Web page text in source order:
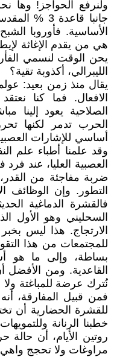
ولنرفع الحواجز! وها
جانبا
الأساسية. فأوروبا
هي من يقدم الإغاثة
يحن الوقت لنسمي الفأر
الليبرالي، أكذوبة تقية؟
يقال منذ زمن بعيد:
الافعال. فما كنا
الصلاحية يعود
الحرب تدمر لكنها
أساسي للإشارات
وقد علمنا أطباء علم
العصبية العليا، عند
ضربة مفاجئة من
التطور. وإن الوظائف
فالقشرة الدماغية
السحليني وهو الأول
الارتجاج. هذا ليس
للمجتمعات من هذا
بساطة، وإلى ما هو
القاعدية. ومن
نُترك عرضة للمباغتة
فمن قبيل المفارقة،
للقشرة الحضارية أن
خطبنا الرنانة
روتين الأيام، أن حالة
مراوغات ولا تحجج